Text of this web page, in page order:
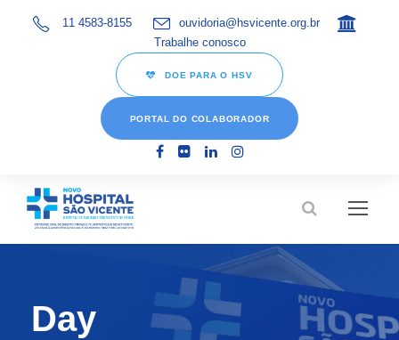
11 4583-8155
ouvidoria@hsvicente.org.br
Trabalhe conosco
DOE PARA O HSV
PORTAL DO COLABORADOR
Day